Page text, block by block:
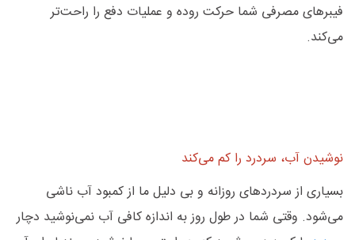
فیبرهای مصرفی شما حرکت روده و عملیات دفع را راحت‌تر
می‌کند.
نوشیدن آب، سردرد را کم می‌کند
بسیاری از سردردهای روزانه و بی دلیل ما از کمبود آب ناشی
می‌شود. وقتی شما در طول روز به اندازه کافی آب نمی‌نوشید دچار